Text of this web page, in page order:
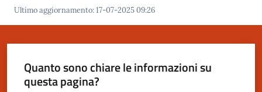
Chi
siamo
Progetti
Ultimo aggiornamento:17-07-2025 09:26
Quanto sono chiare le informazioni su
questa pagina?